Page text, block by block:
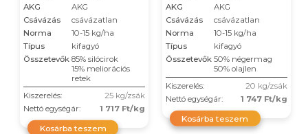
AKG
AKG
Csávázás
csávázatlan
Norma
10-15 kg/ha
Típus
kifagyó
Összetevők 85% silócirok
15% meliorációs
retek
Kiszerelés:
25 kg/zsák
Nettó egységár:
1 717 Ft/kg
Kosárba teszem
AKG
AKG
Csávázás
csávázatlan
Norma
10-15 kg/ha
Típus
kifagyó
Összetevők 50% négermag
50% olajlen
Kiszerelés:
20 kg/zsák
Nettó egységár:
1 747 Ft/kg
Kosárba teszem